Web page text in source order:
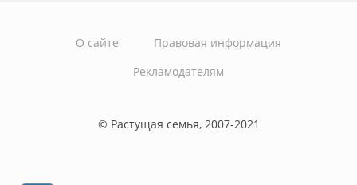
О сайте
Правовая информация
Рекламодателям
© Растущая семья, 2007-2021